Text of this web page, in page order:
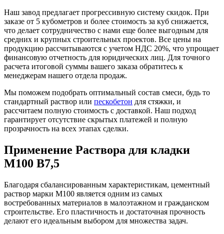
Наш завод предлагает прогрессивную систему скидок. При
заказе от 5 кубометров и более стоимость за куб снижается,
что делает сотрудничество с нами еще более выгодным для
средних и крупных строительных проектов. Все цены на
продукцию рассчитываются с учетом НДС 20%, что упрощает
финансовую отчетность для юридических лиц. Для точного
расчета итоговой суммы вашего заказа обратитесь к
менеджерам нашего отдела продаж.
Мы поможем подобрать оптимальный состав смеси, будь то
стандартный раствор или пескобетон для стяжки, и
рассчитаем полную стоимость с доставкой. Наш подход
гарантирует отсутствие скрытых платежей и полную
прозрачность на всех этапах сделки.
Применение Раствора для кладки
М100 B7,5
Благодаря сбалансированным характеристикам, цементный
раствор марки М100 является одним из самых
востребованных материалов в малоэтажном и гражданском
строительстве. Его пластичность и достаточная прочность
делают его идеальным выбором для множества задач.